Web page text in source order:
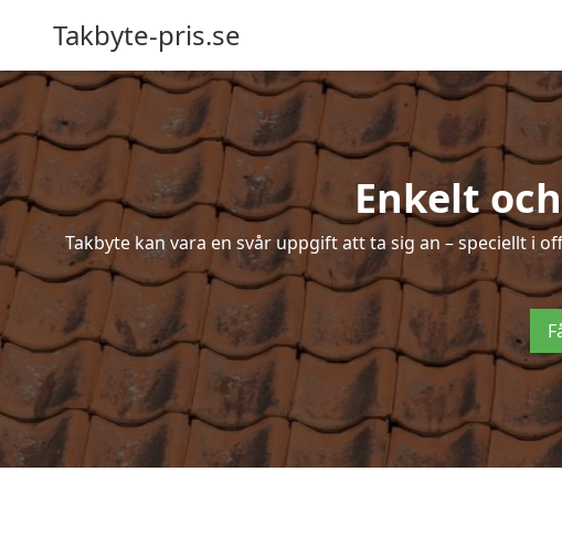
Takbyte-pris.se
Enkelt
Takbyte kan vara en svår uppgift att ta sig an – speciellt i